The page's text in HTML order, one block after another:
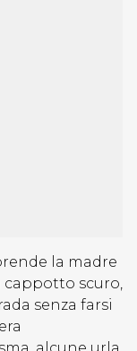
la madre
cappotto scuro,
senza farsi